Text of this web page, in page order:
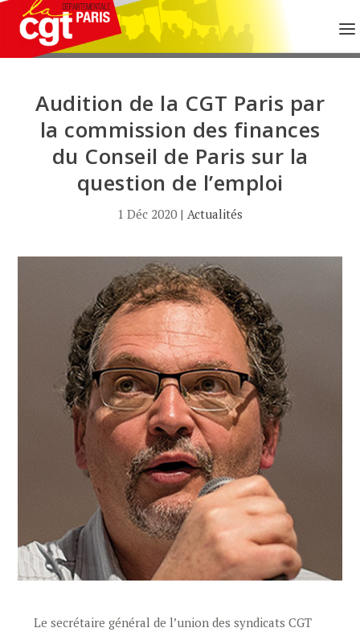
Audition de la CGT Paris par
la commission des finances
du Conseil de Paris sur la
question de l’emploi
1 Déc 2020 | Actualités
Le secrétaire général de l’union des syndicats CGT